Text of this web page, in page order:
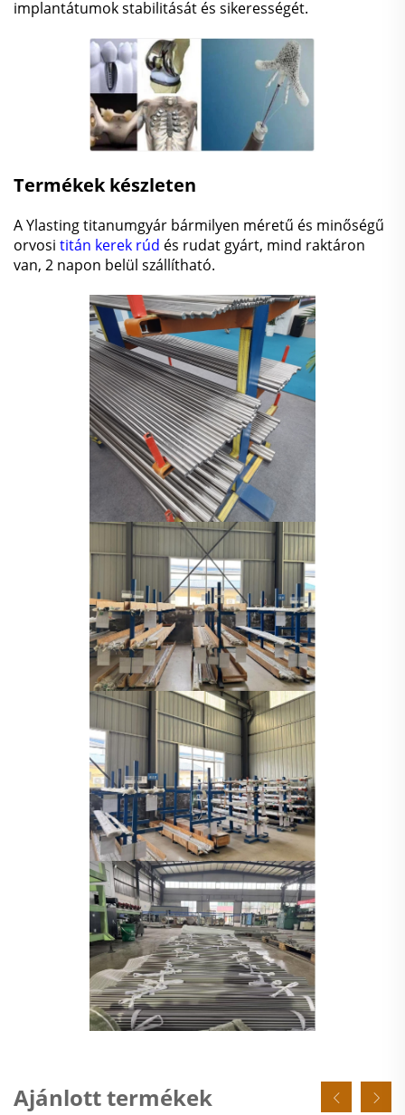
implantátumok stabilitását és sikerességét.
Termékek készleten
A Ylasting titanumgyár bármilyen méretű és minőségű
orvosi titán kerek rúd és rudat gyárt, mind raktáron
van, 2 napon belül szállítható.
Ajánlott termékek